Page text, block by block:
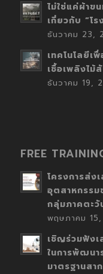
ไม่ใช่แค่ผ้าข
เกี่ยวกับ “โ
ธันวาคม 23,
เทคโนโลยีเ
เชื้อเพลิงไม้
ธันวาคม 19,
FREE
โครงการส่ง
อุตสาหกรรม
กลุ่มภาคตะ
พฤษภาคม
เชิญร่วมฟังเ
ในการพัฒนา
มาตรฐานสา